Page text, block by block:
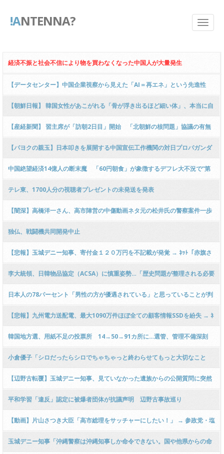
!ANTENNA?
経済不振と社会不信により物を買わなくなった中国人が大量発生
【データセンター】中国企業視察から見えた「AI＝再エネ」という先進性
ガソリン補助継続の高市政権では確実に敗戦する 古賀茂明氏 [少考さん★]
【朝鮮日報】 韓国女性があこがれる「骨が浮き出るほど細い体」、本当に自
己管理の証なのか？
【産経新聞】 習主席が「訪朝2日目」開始 「北朝鮮の核問題」協議の有無
焦点、前回訪朝では意見交換
【パヨクの親玉】日本叩きを展開する中国宣伝工作機関の対日プロパガンダ
の三連星の素顔…琉球独立派や辺野古事故を起こした基地抗議団体とも接触
中国絶望経済14億人の断末魔 「60円朝食」が象徴するデフレ大不況で“第
二の天安門事件”の危機感も
テレ東、1700人分の視聴者プレゼントの未発送を発表
【闇深】高橋洋一さん、高市陣営の中傷動画ネタ元の松井氏の警察案件一歩
手前のヤバ過ぎるネタを暴露してしまうｗｗｗｗｗｗｗｗｗｗｗｗｗｗｗｗ
ｗｗｗｗｗｗ
独仏、戦闘機共同開発中止
【悲報】玉城デニー知事、寄付金１２０万円を不記載が発覚 → ﾈｯﾄ「赤旗さ
ん、お仲間の裏金はスルーですか？」ｗｗｗｗｗｗｗｗｗｗｗｗｗｗｗｗｗ
ｗｗ
李大統領、日韓物品協定（ACSA）に慎重姿勢…「歴史問題が整理される必要
がある」
日本人の78パーセント「男性の方が優遇されている」と思っていることが判
明ｗ
【悲報】九州電力送配電、最大1090万件ほぼ全ての顧客情報SSDを紛失 → ﾈ
ｯﾄ「紛失でなく盗難だろ」「スパイ天国の極み」「素人レベルのIT管理」
韓国地方選、用紙不足の投票所 14→50→91カ所に…選管、管理不備深刻
小倉優子「シロだったらシロでちゃちゃっと終わらせてもっと大切なこと
を」 高市首相の誹謗中傷動画報道で私見
【辺野古転覆】玉城デニー知事、見ていなかった遺族からの公開質問に突然
コメント『見た！おっしゃる通り！』と中身ゼロ回答にネット騒然 → ………
平和学習「違反」認定に被爆者団体が抗議声明 辺野古事故巡り
【動画】片山さつき大臣「高市総理をサッチャーにしたい！」 → 参政党・塩
入清香さん「サッチャーは緊縮財政で国内経済ボロボロにしましたけど？」
玉城デニー知事「沖縄警察は沖縄知事しか命令できない。国や他県からの命